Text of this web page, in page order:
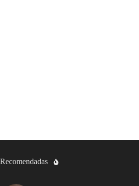
Recomendadas